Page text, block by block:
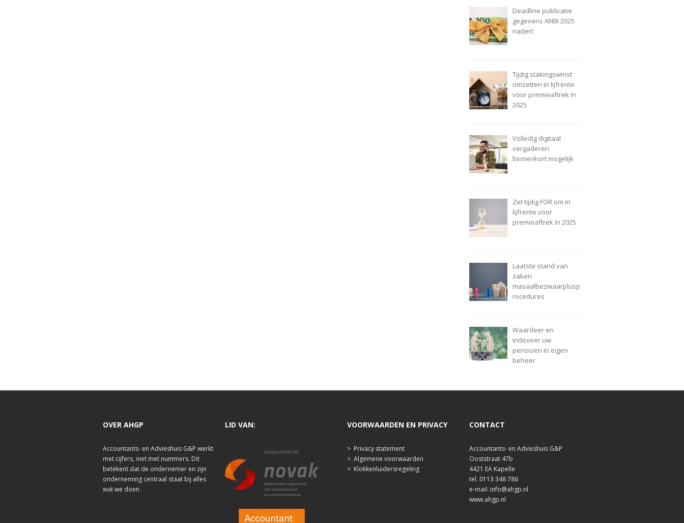
Deadline publicatie
gegevens ANBI 2025
nadert
Tijdig stakingswinst
omzetten in lijfrente
voor premieaftrek in
2025
Volledig digitaal
vergaderen
binnenkort mogelijk
Zet tijdig FOR om in
lijfrente voor
premieaftrek in 2025
Laatste stand van
zaken
masaalbezwaarplusp
rocedures
Waardeer en
indexeer uw
pensioen in eigen
beheer
OVER AHGP
Accountants- en Advieshuis G&P werkt
met cijfers, niet met nummers. Dit
betekent dat de ondernemer en zijn
onderneming centraal staat bij alles
wat we doen.
LID VAN: VOORWAARDEN EN PRIVACY
> Privacy statement
> Algemene voorwaarden
> Klokkenluidersregeling
CONTACT
Accountants- en Advieshuis G&P
Ooststraat 47b
4421 EA Kapelle
tel. 0113 348 786
e-mail: info@ahgp.nl
www.ahgp.nl